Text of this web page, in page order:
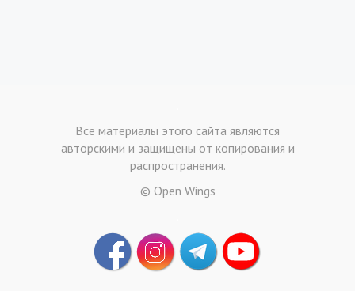
Все материалы этого сайта являются
авторскими и защищены от копирования и
распространения.
© Open Wings